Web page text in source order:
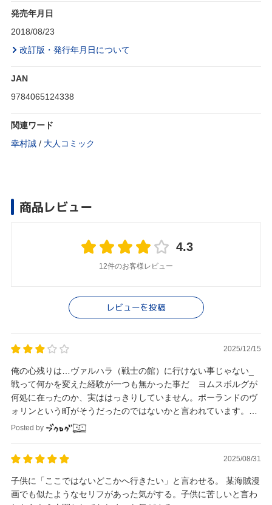
発売年月日
2018/08/23
改訂版・発行年月日について
JAN
9784065124338
関連ワード
幸村誠 / 大人コミック
商品レビュー
4.3
12件のお客様レビュー
レビューを投稿
2025/12/15
俺の心残りは…ヴァルハラ（戦士の館）に行けない事じゃない_
戦って何かを変えた経験が一つも無かった事だ ヨムスボルグが
何処に在ったのか、実ははっきりしていません。ポーランドのヴ
ォリンという町がそうだったのではないかと言われています。
当時の北欧男性の理想像なんですね
Posted by
2025/08/31
子供に「ここではないどこかへ行きたい」と言わせる。 某海賊漫
画でも似たようなセリフがあった気がする。子供に苦しいと言わ